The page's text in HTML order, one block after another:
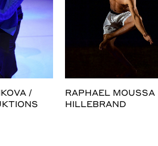
/
RAPHAEL MOUSSA
HILLEBRAND